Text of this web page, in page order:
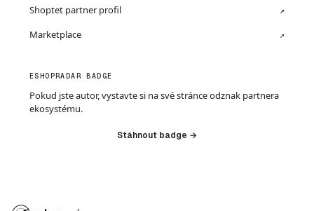
Shoptet partner profil ↗
Marketplace ↗
ESHOPRADAR BADGE
Pokud jste autor, vystavte si na své stránce odznak partnera
ekosystému.
Stáhnout badge →